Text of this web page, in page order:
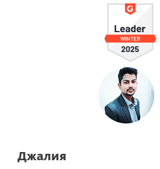
Джалия